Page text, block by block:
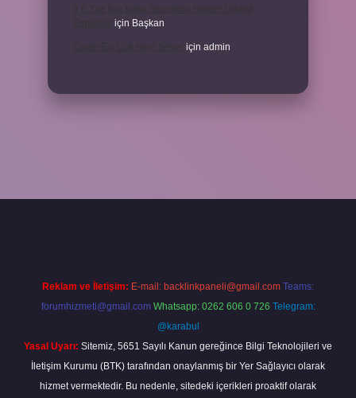
için Başkan
için admin
Reklam ve İletişim: E-mail: backlinkpaneli@gmail.com Teams:
forumhizmeti@gmail.com Whatsapp: 0262 606 0 726 Telegram:
@karabul
Yasal Uyarı: Sitemiz, 5651 Sayılı Kanun gereğince Bilgi Teknolojileri ve
İletişim Kurumu (BTK) tarafından onaylanmış bir Yer Sağlayıcı olarak
hizmet vermektedir. Bu nedenle, sitedeki içerikleri proaktif olarak